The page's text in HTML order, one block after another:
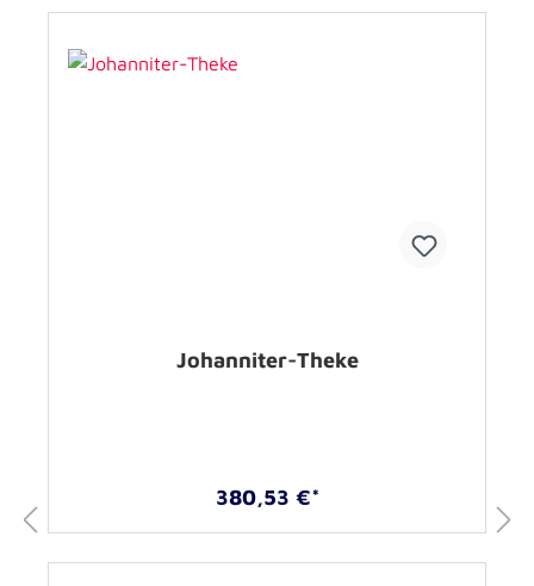
Johanniter-Theke
380,53 €*